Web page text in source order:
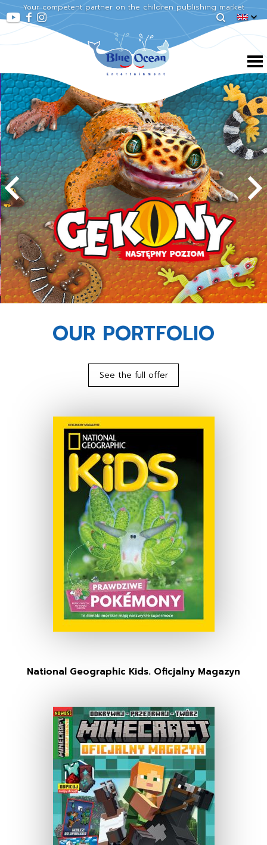
Your competent partner on the children publishing market
OUR PORTFOLIO
See the full offer
National Geographic Kids. Oficjalny Magazyn